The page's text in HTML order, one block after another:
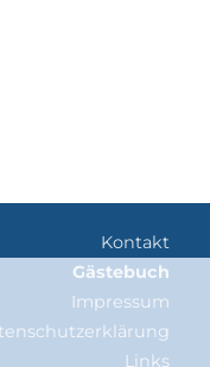
Kontakt
Gästebuch
Impressum
Links